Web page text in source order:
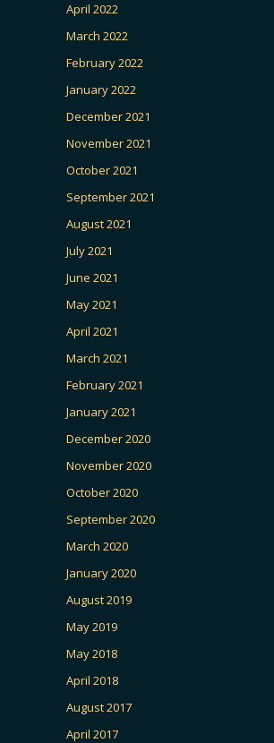
April 2022
March 2022
February 2022
January 2022
December 2021
November 2021
October 2021
September 2021
August 2021
July 2021
June 2021
May 2021
April 2021
March 2021
February 2021
January 2021
December 2020
November 2020
October 2020
September 2020
March 2020
January 2020
August 2019
May 2019
May 2018
April 2018
August 2017
April 2017